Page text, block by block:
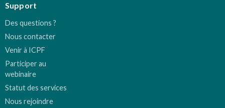
Support
Des questions ?
Nous contacter
Venir à ICPF
Participer au
webinaire
Statut des services
Nous rejoindre